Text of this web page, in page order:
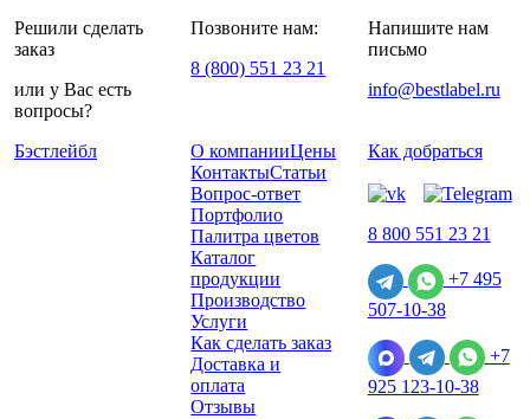
Решили сделать
заказ
или у Вас есть
вопросы?
Позвоните нам:
8 (800) 551 23 21
Напишите нам
письмо
info@bestlabel.ru
Бэстлейбл О компанииЦены
КонтактыСтатьи
Вопрос-ответ
Портфолио
Палитра цветов
Каталог
продукции
Производство
Услуги
Как сделать заказ
Доставка и
оплата
Отзывы
Как добраться
8 800 551 23 21
+7 495
507-10-38
+7
925 123-10-38